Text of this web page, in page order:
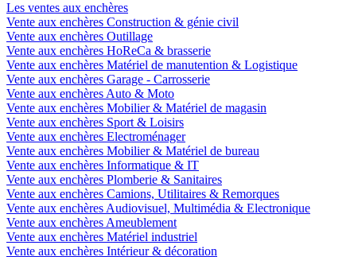
Les ventes aux enchères
Vente aux enchères Construction & génie civil
Vente aux enchères Outillage
Vente aux enchères HoReCa & brasserie
Vente aux enchères Matériel de manutention & Logistique
Vente aux enchères Garage - Carrosserie
Vente aux enchères Auto & Moto
Vente aux enchères Mobilier & Matériel de magasin
Vente aux enchères Sport & Loisirs
Vente aux enchères Electroménager
Vente aux enchères Mobilier & Matériel de bureau
Vente aux enchères Informatique & IT
Vente aux enchères Plomberie & Sanitaires
Vente aux enchères Camions, Utilitaires & Remorques
Vente aux enchères Audiovisuel, Multimédia & Electronique
Vente aux enchères Ameublement
Vente aux enchères Matériel industriel
Vente aux enchères Intérieur & décoration